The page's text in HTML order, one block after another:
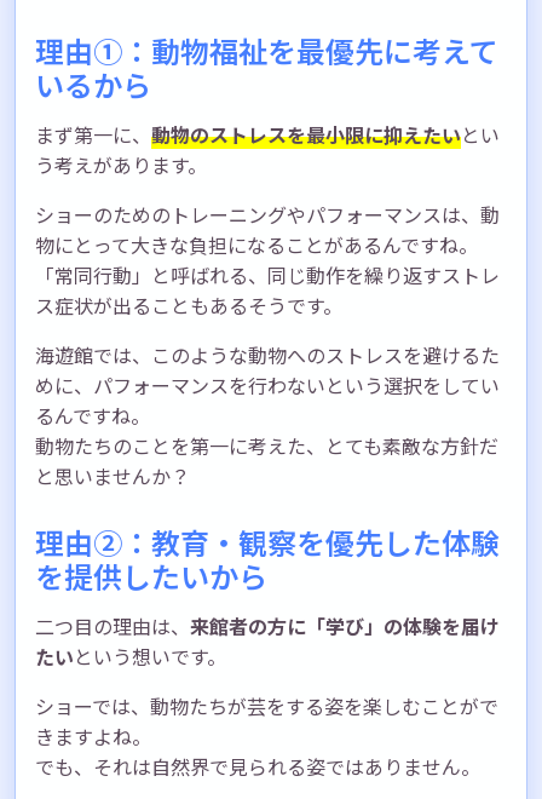
理由①：動物福祉を最優先に考えて
いるから
まず第一に、 動物のストレスを最小限に抑えたいとい
う考えがあります。
ショーのためのトレーニングやパフォーマンスは、動
物にとって大きな負担になることがあるんですね。
「常同行動」と呼ばれる、同じ動作を繰り返すストレ
ス症状が出ることもあるそうです。
海遊館では、このような動物へのストレスを避けるた
めに、パフォーマンスを行わないという選択をしてい
るんですね。
動物たちのことを第一に考えた、とても素敵な方針だ
と思いませんか？
理由②：教育・観察を優先した体験
を提供したいから
二つ目の理由は、 来館者の方に「学び」の体験を届け
たいという想いです。
ショーでは、動物たちが芸をする姿を楽しむことがで
きますよね。
でも、それは自然界で見られる姿ではありません。